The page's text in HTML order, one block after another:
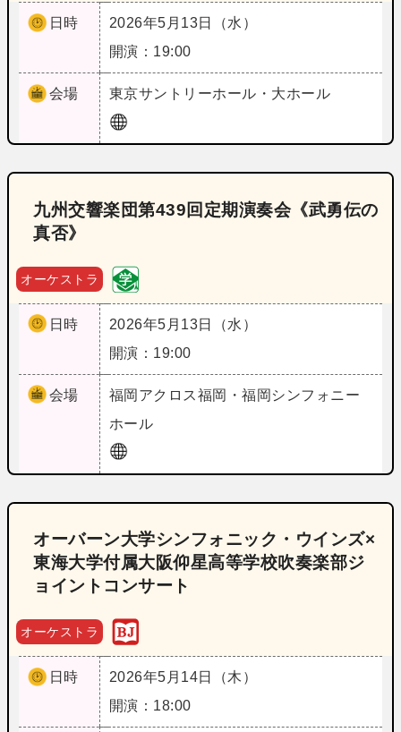
日時
2026年5月13日（水）
開演：19:00
会場 東京サントリーホール・大ホール
九州交響楽団第439回定期演奏会《武勇伝の
真否》
オーケストラ
日時
2026年5月13日（水）
開演：19:00
会場 福岡 アクロス福岡・福岡シンフォニー
ホール
オーバーン大学シンフォニック・ウインズ×
東海大学付属大阪仰星高等学校吹奏楽部ジ
ョイントコンサート
オーケストラ
日時
2026年5月14日（木）
開演：18:00